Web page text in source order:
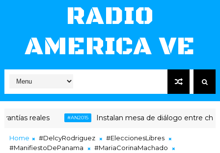
RADIO
AMERICA VE
#AN2015 Instalan mesa de diálogo entre chavismo y
Home #DelcyRodriguez
#EleccionesLibres
#ManifiestoDePanama
#MariaCorinaMachado